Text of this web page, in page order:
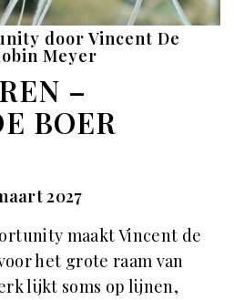
door Vincent De
Meyer
–
BOER
2027
maakt Vincent de
het grote raam van
lijkt soms op lijnen,